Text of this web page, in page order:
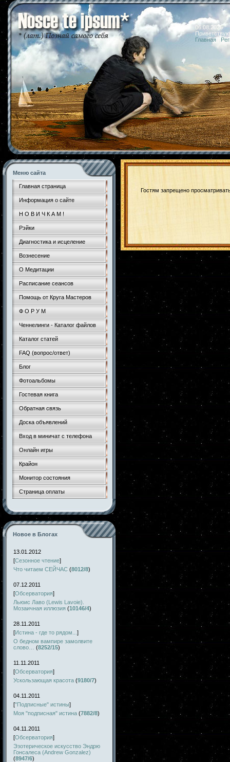
06.08.2026
Главная
Меню сайта
Главная страница
Информация о сайте
Н О В И Ч К А М !
Рэйки
Диагностика и исцеление
Вознесение
О Медитации
Расписание сеансов
Помощь от Круга Мастеров
Ф О Р У М
Ченнелинги - Каталог файлов
Каталог статей
FAQ (вопрос/ответ)
Блог
Фотоальбомы
Гостевая книга
Обратная связь
Доска объявлений
Вход в миничат с телефона
Онлайн игры
Крайон
Монитор состояния
Страница оплаты
Новое в Блогах
13.01.2012
[Сезонное чтение]
Что читаем СЕЙЧАС (8012/8)
07.12.2011
[Обсерватория]
Льюис Лаво (Lewis Lavoie).
Мозаичная иллюзия (10146/4)
28.11.2011
[Истина - где то рядом... ]
О бедном вампире замолвите
слово…
(8252/15)
11.11.2011
[Обсерватория]
Ускользающая красота (9180/7)
04.11.2011
["Подписные" истины]
Моя "подписная" истина (7882/8)
04.11.2011
[Обсерватория]
Эзотерическое искусство Эндрю
Гонсалеса (Andrew Gonzalez)
(8947/6)
Гостям запрещено